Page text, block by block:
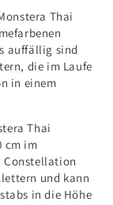
Thai
auffällig sind
die im Laufe
in einem
Thai
cm im
Constellation
und kann
in die Höhe